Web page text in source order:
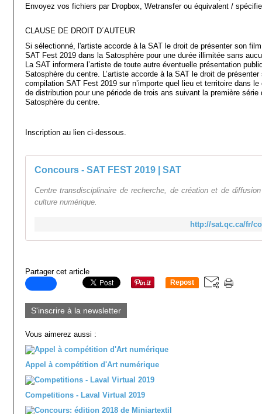
Envoyez vos fichiers par Dropbox, Wetransfer ou équivalent /
CLAUSE DE DROIT D´AUTEUR
Si sélectionné, l'artiste accorde à la SAT le droit de présenter son
SAT Fest 2019 dans la Satosphère pour une durée illimitée sans
La SAT informera l’artiste de toute autre éventuelle présentation
Satosphère du centre. L’artiste accorde à la SAT le droit de
compilation SAT Fest 2019 sur n’importe quel lieu et territoire dans
de distribution pour une période de trois ans suivant la première série
Satosphère du centre.
Inscription au lien ci-dessous.
Concours - SAT FEST 2019 | SAT
Centre transdisciplinaire de recherche, de création et de
culture numérique.
http://sat.qc.ca/fr/
Partager cet article
Repost
S'inscrire à la newsletter
Vous aimerez aussi :
Appel à compétition d'Art numérique
Competitions - Laval Virtual 2019